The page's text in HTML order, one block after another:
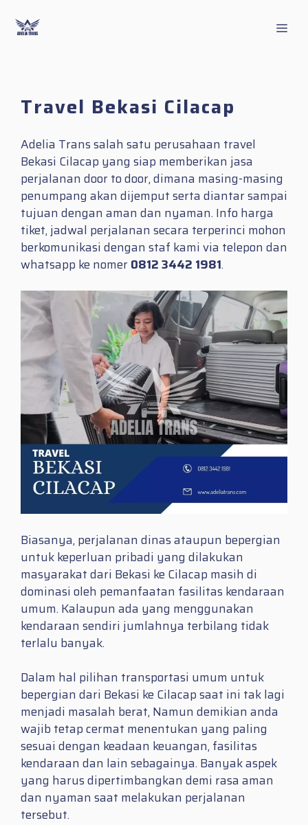
content
Travel Bekasi Cilacap
Adelia Trans salah satu perusahaan travel
Bekasi Cilacap yang siap memberikan jasa
perjalanan door to door, dimana masing-masing
penumpang akan dijemput serta diantar sampai
tujuan dengan aman dan nyaman. Info harga
tiket, jadwal perjalanan secara terperinci mohon
berkomunikasi dengan staf kami via telepon dan
whatsapp ke nomer0812 3442 1981.
Biasanya, perjalanan dinas ataupun bepergian
untuk keperluan pribadi yang dilakukan
masyarakat dari Bekasi ke Cilacap masih di
dominasi oleh pemanfaatan fasilitas kendaraan
umum. Kalaupun ada yang menggunakan
kendaraan sendiri jumlahnya terbilang tidak
terlalu banyak.
Dalam hal pilihan transportasi umum untuk
bepergian dari Bekasi ke Cilacap saat ini tak lagi
menjadi masalah berat, Namun demikian anda
wajib tetap cermat menentukan yang paling
sesuai dengan keadaan keuangan, fasilitas
kendaraan dan lain sebagainya. Banyak aspek
yang harus dipertimbangkan demi rasa aman
dan nyaman saat melakukan perjalanan
tersebut.